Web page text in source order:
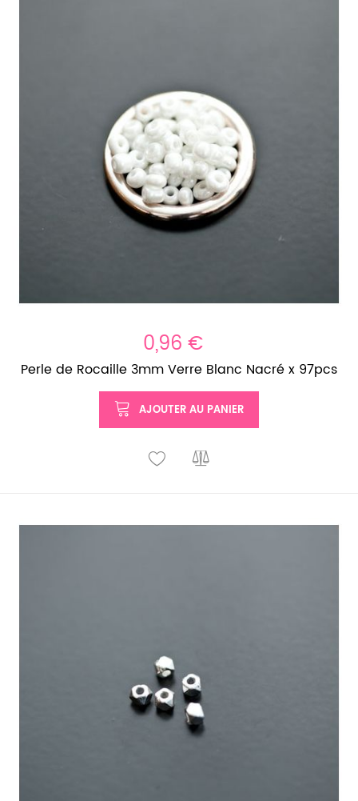
0,96 €
Perle de Rocaille 3mm Verre Blanc Nacré x 97pcs
AJOUTER AU PANIER